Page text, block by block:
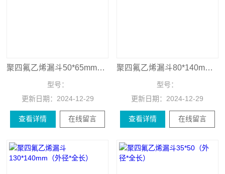
聚四氟乙烯漏斗50*65mm（外径*全长）
型号：
更新日期： 2024-12-29
查看详情 在线留言
聚四氟乙烯漏斗80*140mm（外径*全长）
型号：
更新日期： 2024-12-29
查看详情 在线留言